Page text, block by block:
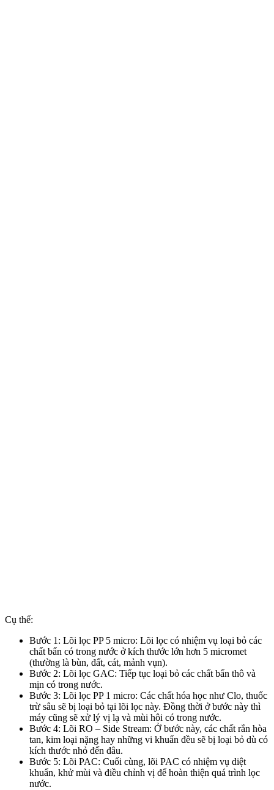
Cụ thể:
Bước 1: Lõi lọc PP 5 micro: Lõi lọc có nhiệm vụ loại bỏ các
chất bẩn có trong nước ở kích thước lớn hơn 5 micromet
(thường là bùn, đất, cát, mảnh vụn).
Bước 2: Lõi lọc GAC: Tiếp tục loại bỏ các chất bẩn thô và
mịn có trong nước.
Bước 3: Lõi lọc PP 1 micro: Các chất hóa học như Clo, thuốc
trừ sâu sẽ bị loại bỏ tại lõi lọc này. Đồng thời ở bước này thì
máy cũng sẽ xử lý vị lạ và mùi hôi có trong nước.
Bước 4: Lõi RO – Side Stream: Ở bước này, các chất rắn hòa
tan, kim loại nặng hay những vi khuẩn đều sẽ bị loại bỏ dù có
kích thước nhỏ đến đâu.
Bước 5: Lõi PAC: Cuối cùng, lõi PAC có nhiệm vụ diệt
khuẩn, khử mùi và điều chỉnh vị để hoàn thiện quá trình lọc
nước.